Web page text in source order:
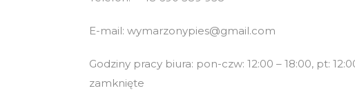
E-mail: wymarzonypies@gmail.com
Godziny pracy biura: pon-czw: 12:00 – 18:00, pt:
zamknięte